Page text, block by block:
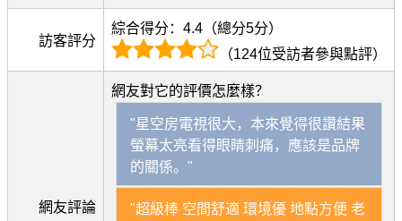
訪客評分
綜合得分：4.4（總分5分）
（124位受訪者參與點評）
網友評論
網友對它的評價怎麼樣？
"星空房電視很大，本來覺得很讚結果
螢幕太亮看得眼睛刺痛，應該是品牌
的關係。"
"超級棒 空間舒適 環境優 地點方便 老